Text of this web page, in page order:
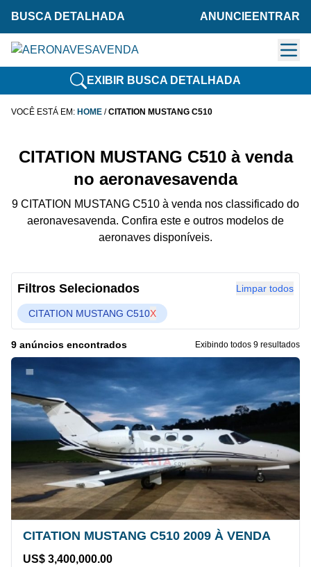
BUSCA DETALHADA ANUNCIE ENTRAR
EXIBIR BUSCA DETALHADA
VOCÊ ESTÁ EM: HOME /CITATION MUSTANG C510
CITATION MUSTANG C510 à venda
no aeronavesavenda
9 CITATION MUSTANG C510 à venda nos classificado do
aeronavesavenda. Confira este e outros modelos de
aeronaves disponíveis.
Filtros Selecionados Limpar todos
CITATION MUSTANG C510X
9 anúncios encontrados Exibindo todos 9 resultados
CITATION MUSTANG C510 2009 À VENDA
US$ 3,400,000.00